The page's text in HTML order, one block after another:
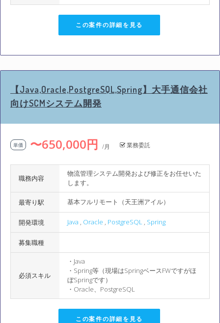
この案件の詳細を見る
【Java,Oracle,PostgreSQL,Spring】大手通信会社
向けSCMシステム開発
単価 〜650,000円 /月 業務委託
職務内容
物流管理システム開発および修正をお任せいた
します。
最寄り駅 基本フルリモート（天王洲アイル）
開発環境 Java , Oracle , PostgreSQL , Spring
募集職種
必須スキル
・Java
・Spring等（現場はSpringベースFWですがほ
ぼSpringです）
・Oracle、PostgreSQL
この案件の詳細を見る